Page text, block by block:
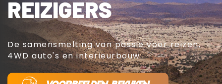
REIZIGERS
De samensmelting van passie voor reizen,
4WD auto's en interieurbouw.